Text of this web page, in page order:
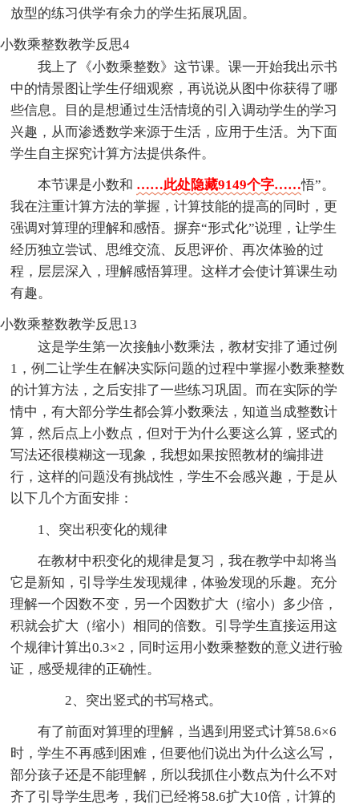
放型的练习供学有余力的学生拓展巩固。
小数乘整数教学反思4
我上了《小数乘整数》这节课。课一开始我出示书
中的情景图让学生仔细观察，再说说从图中你获得了哪
些信息。目的是想通过生活情境的引入调动学生的学习
兴趣，从而渗透数学来源于生活，应用于生活。为下面
学生自主探究计算方法提供条件。
本节课是小数和 ……此处隐藏9149个字……悟”。
我在注重计算方法的掌握，计算技能的提高的同时，更
强调对算理的理解和感悟。摒弃“形式化”说理，让学生
经历独立尝试、思维交流、反思评价、再次体验的过
程，层层深入，理解感悟算理。这样才会使计算课生动
有趣。
小数乘整数教学反思13
这是学生第一次接触小数乘法，教材安排了通过例
1，例二让学生在解决实际问题的过程中掌握小数乘整数
的计算方法，之后安排了一些练习巩固。而在实际的学
情中，有大部分学生都会算小数乘法，知道当成整数计
算，然后点上小数点，但对于为什么要这么算，竖式的
写法还很模糊这一现象，我想如果按照教材的编排进
行，这样的问题没有挑战性，学生不会感兴趣，于是从
以下几个方面安排：
1、突出积变化的规律
在教材中积变化的规律是复习，我在教学中却将当
它是新知，引导学生发现规律，体验发现的乐趣。充分
理解一个因数不变，另一个因数扩大（缩小）多少倍，
积就会扩大（缩小）相同的倍数。引导学生直接运用这
个规律计算出0.3×2，同时运用小数乘整数的意义进行验
证，感受规律的正确性。
2、突出竖式的书写格式。
有了前面对算理的理解，当遇到用竖式计算58.6×6
时，学生不再感到困难，但要他们说出为什么这么写，
部分孩子还是不能理解，所以我抓住小数点为什么不对
齐了引导学生思考，我们已经将58.6扩大10倍，计算的